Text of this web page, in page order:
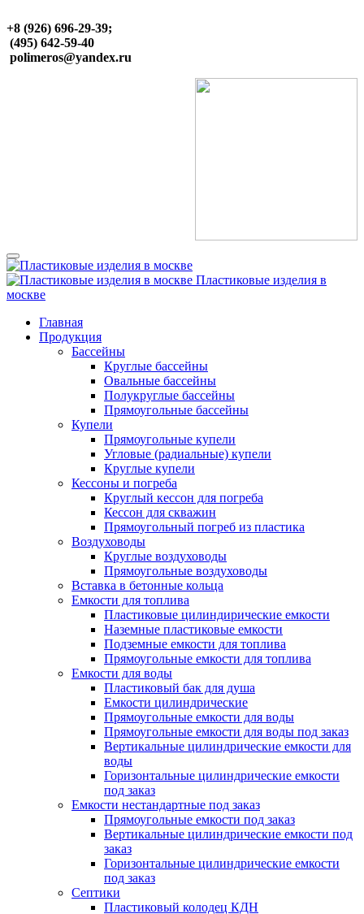
+8 (926) 696-29-39;
(495) 642-59-40
polimeros@yandex.ru
Пластиковые изделия в
москве
Главная
Продукция
Бассейны
Круглые бассейны
Овальные бассейны
Полукруглые бассейны
Прямоугольные бассейны
Купели
Прямоугольные купели
Угловые (радиальные) купели
Круглые купели
Кессоны и погреба
Круглый кессон для погреба
Кессон для скважин
Прямоугольный погреб из пластика
Воздуховоды
Круглые воздуховоды
Прямоугольные воздуховоды
Вставка в бетонные кольца
Емкости для топлива
Пластиковые цилиндирические емкости
Наземные пластиковые емкости
Подземные емкости для топлива
Прямоугольные емкости для топлива
Емкости для воды
Пластиковый бак для душа
Емкости цилиндрические
Прямоугольные емкости для воды
Прямоугольные емкости для воды под заказ
Вертикальные цилиндрические емкости для
воды
Горизонтальные цилиндрические емкости
под заказ
Емкости нестандартные под заказ
Прямоугольные емкости под заказ
Вертикальные цилиндрические емкости под
заказ
Горизонтальные цилиндрические емкости
под заказ
Септики
Пластиковый колодец КДН